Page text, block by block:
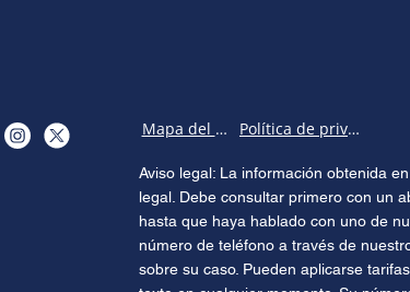
Mapa del sitio Política de privacidad
Aviso legal: La información obtenida
legal. Debe consultar primero con un
hasta que haya hablado con uno de
número de teléfono a través de
sobre su caso. Pueden aplicarse